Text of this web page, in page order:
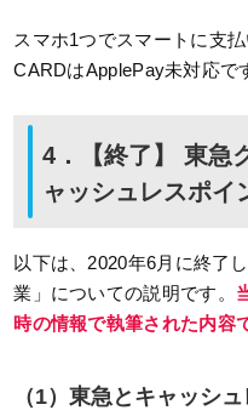
スマホ1つでスマートに支
CARDはApplePay未対応で
4．【終了】 東急
ャッシュレスポイ
以下は、2020年6月に終了
業」についての説明です。
時の情報で執筆された内容
（1）東急とキャッシ